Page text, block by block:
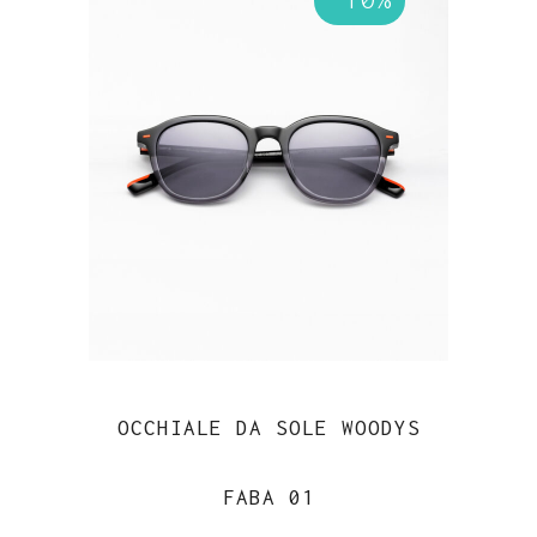
€119.00. €113.00.
OCCHIALE DA SOLE WOODYS
FABA 01